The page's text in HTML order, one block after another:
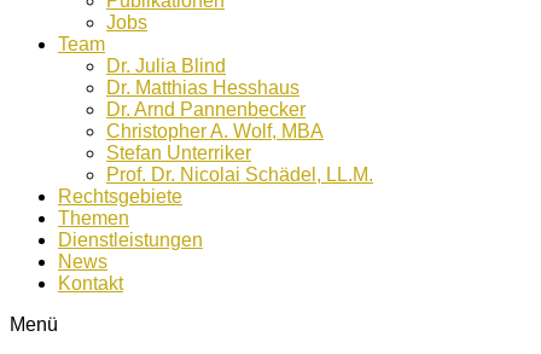
Jobs
Team
Dr. Julia Blind
Dr. Matthias Hesshaus
Dr. Arnd Pannenbecker
Christopher A. Wolf, MBA
Stefan Unterriker
Prof. Dr. Nicolai Schädel, LL.M.
Rechtsgebiete
Themen
Dienstleistungen
News
Kontakt
Menü